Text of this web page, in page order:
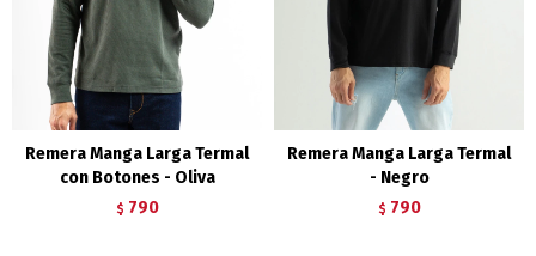
Remera Manga Larga Termal
con Botones - Oliva
$ 790
Remera Manga Larga Termal
- Negro
$ 790